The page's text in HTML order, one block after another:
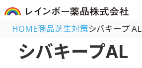
HOME商品芝生対策シバキープ AL
シバキープAL